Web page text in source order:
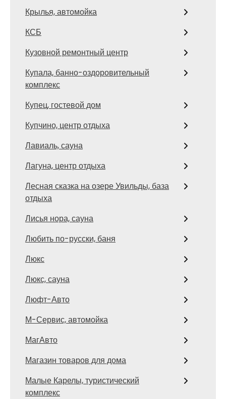
Крылья, автомойка
КСБ
Кузовной ремонтный центр
Купала, банно-оздоровительный
комплекс
Купец, гостевой дом
Купчино, центр отдыха
Лавиаль, сауна
Лагуна, центр отдыха
Лесная сказка на озере Увильды, база
отдыха
Лисья нора, сауна
Любить по-русски, баня
Люкс
Люкс, сауна
Люфт-Авто
М-Сервис, автомойка
МагАвто
Магазин товаров для дома
Малые Карелы, туристический
комплекс